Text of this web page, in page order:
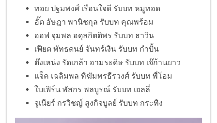
ทอย ปฐมพงศ์ เรือนใจดี รับบท หมูทอด
อั๊ต อัษฎา พานิชกุล รับบท คุณพร้อม
ออฟ จุมพล อดุลกิตติพร รับบท ธาวิน
เฟียต พัทธดนย์ จันทร์เงิน รับบท กำปั้น
ต๊งเหน่ง รัดเกล้า อามระดิษ รับบท เจ๊ก้านยาว
แจ็ค เฉลิมพล ทิฆัมพรธีรวงศ์ รับบท พี่โอม
ใบเฟิร์น พัสกร พลบูรณ์ รับบท เยลลี่
จูเนียร์ กรวิชญ์ สูงกิจบูลย์ รับบท กระทิง